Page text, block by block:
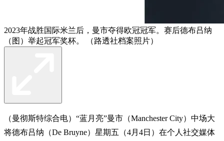
2023年战胜国际米兰后，曼市夺得欧冠冠军。赛后德布吕纳
（图）举起冠军奖杯。 （路透社档案照片）
（曼彻斯特综合电）“蓝月亮”曼市（Manchester City）中场大
将德布吕纳（De Bruyne）星期五（4月4日）在个人社交媒体